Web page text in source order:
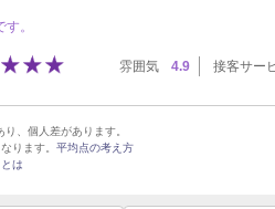
。
雰囲気 4.9 接客サー
、個人差があります。
ります。 平均点の考え方
は